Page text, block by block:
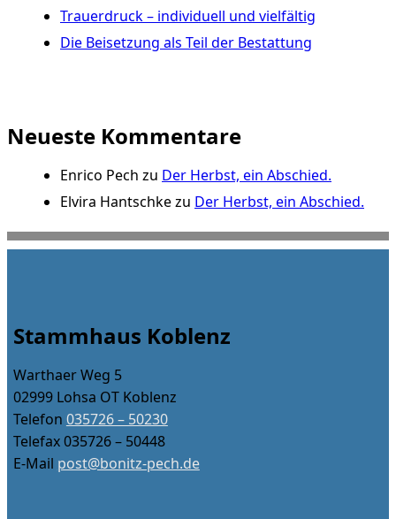
Trauerdruck – individuell und vielfältig
Die Beisetzung als Teil der Bestattung
Neueste Kommentare
Enrico Pech zu Der Herbst, ein Abschied.
Elvira Hantschkezu Der Herbst, ein Abschied.
Stammhaus Koblenz
Warthaer Weg 5
02999 Lohsa OT Koblenz
Telefon 035726 – 50230
Telefax 035726 – 50448
E-Mail post@bonitz-pech.de